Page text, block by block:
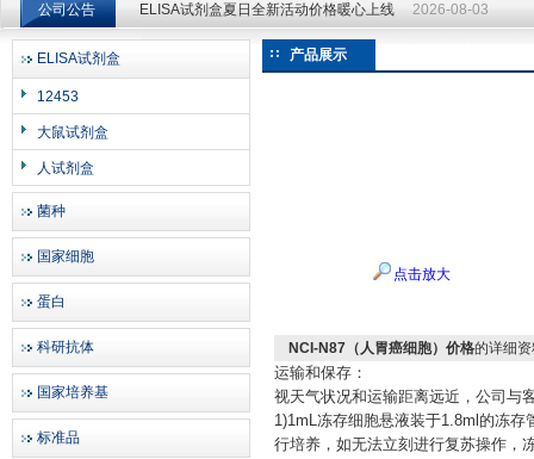
上海邦景实业有限公司
公司公告 ELISA试剂盒夏日全新活动价格暖心上线 2026-08-03
ELISA试剂盒夏日全新活动价格暖心上线
ELISA试剂盒
12453
大鼠试剂盒
人试剂盒
菌种
国家细胞
蛋白
科研抗体
国家培养基
标准品
产品展示
点击放大
NCI-N87（人胃癌细胞）价格的详细
运输和保存：
视天气状况和运输距离远近，公司与
1)1mL冻存细胞悬液装于1.8ml的冻
行培养，如无法立刻进行复苏操作，